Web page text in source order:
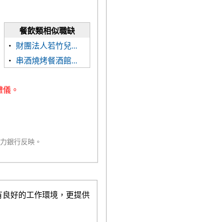
餐飲類相似職缺
‧ 財團法人若竹兒...
‧ 串酒燒烤餐酒館...
。
銀行反映。
好的工作環境，更提供